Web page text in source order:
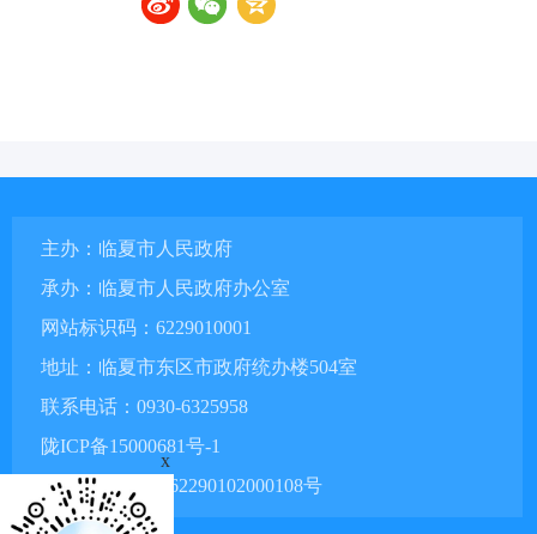
主办：临夏市人民政府
承办：临夏市人民政府办公室
网站标识码：6229010001
地址：临夏市东区市政府统办楼504室
联系电话：0930-6325958
陇ICP备15000681号-1
甘公网安备 62290102000108号
x